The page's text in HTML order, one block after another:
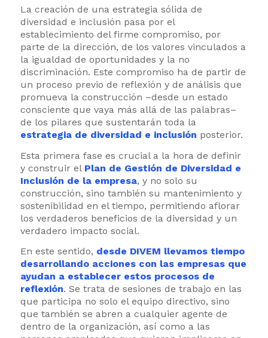
La creación de una estrategia sólida de
diversidad e inclusión pasa por el
establecimiento del firme compromiso, por
parte de la dirección, de los valores vinculados a
la igualdad de oportunidades y la no
discriminación. Este compromiso ha de partir de
un proceso previo de reflexión y de análisis que
promueva la construcción –desde un estado
consciente que vaya más allá de las palabras–
de los pilares que sustentarán toda la
estrategia de diversidad e inclusión posterior.
Esta primera fase es crucial a la hora de definir
y construir el Plan de Gestión de Diversidad e
Inclusión de la empresa, y no solo su
construcción, sino también su mantenimiento y
sostenibilidad en el tiempo, permitiendo aflorar
los verdaderos beneficios de la diversidad y un
verdadero impacto social.
En este sentido, desde DIVEM llevamos tiempo
desarrollando acciones con las empresas que
ayudan a establecer estos procesos de
reflexión. Se trata de sesiones de trabajo en las
que participa no solo el equipo directivo, sino
que también se abren a cualquier agente de
dentro de la organización, así como a las